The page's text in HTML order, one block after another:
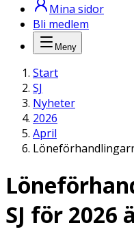
Mina sidor
Bli medlem
Meny
Start
SJ
Nyheter
2026
April
SJ för 2026